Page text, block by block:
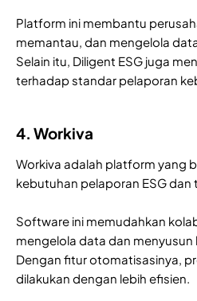
Platform ini membantu
memantau, dan mengelola
Selain itu, Diligent ESG juga
terhadap standar pelaporan
4. Workiva
Workiva adalah platform yang
kebutuhan pelaporan ESG dan
Software ini memudahkan
mengelola data dan
Dengan fitur otomatisasinya,
dilakukan dengan lebih efisien.